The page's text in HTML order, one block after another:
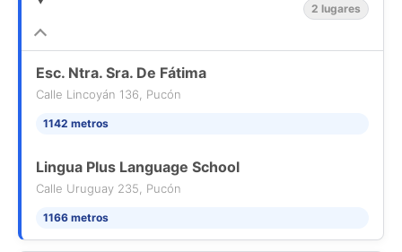
2 lugares
Esc. Ntra. Sra. De Fátima
Calle Lincoyán 136, Pucón
1142 metros
Lingua Plus Language School
Calle Uruguay 235, Pucón
1166 metros